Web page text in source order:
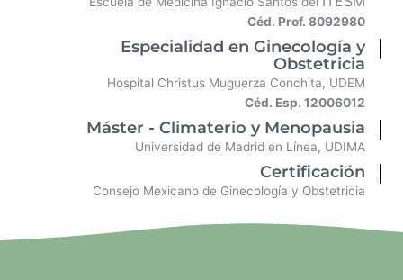
Céd. Prof. 8092980
Especialidad en Ginecología y
Obstetricia
Hospital Christus Muguerza Conchita, UDEM
Céd. Esp. 12006012
Máster - Climaterio y Menopausia
Universidad de Madrid en Línea, UDIMA
Certificación
Consejo Mexicano de Ginecología y Obstetricia